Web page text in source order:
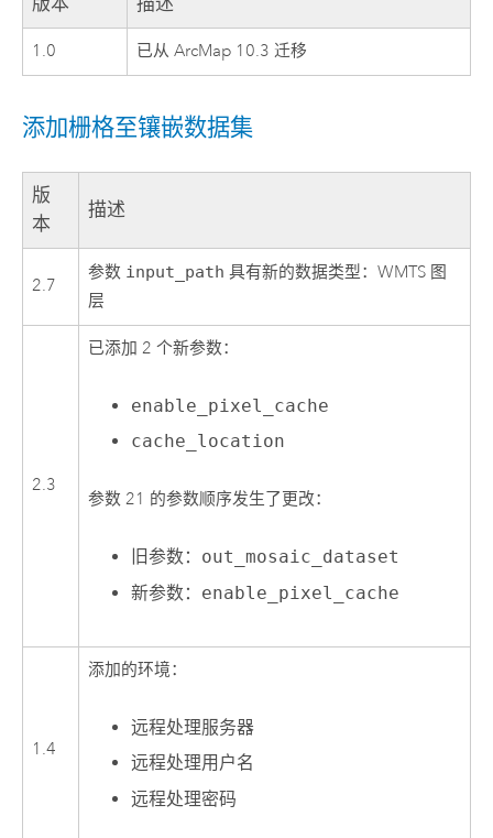
1.0 已从 ArcMap 10.3 迁移
添加栅格至镶嵌数据集
版
本
描述
2.7
参数 input_path 具有新的数据类型：WMTS 图
层
2.3
已添加 2 个新参数：
enable_pixel_cache
cache_location
参数 21 的参数顺序发生了更改：
旧参数： out_mosaic_dataset
新参数： enable_pixel_cache
1.4
添加的环境：
远程处理服务器
远程处理用户名
远程处理密码